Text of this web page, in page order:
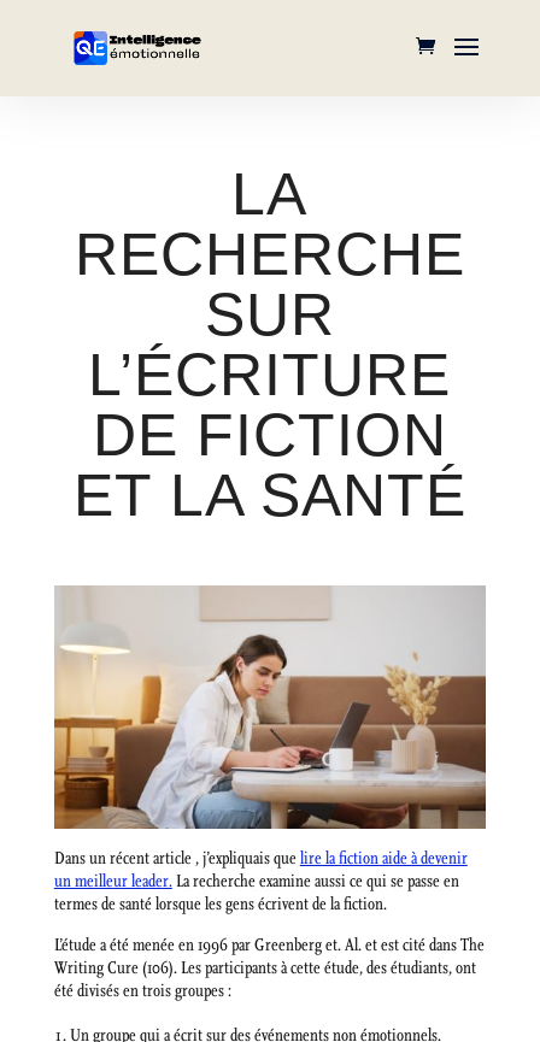
LA
RECHERCHE
SUR
L’ÉCRITURE
DE FICTION
ET LA SANTÉ
Dans un récent article , j’expliquais quelire la fiction aide à devenir
un meilleur leader.La recherche examine aussi ce qui se passe en
termes de santé lorsque les gens écrivent de la fiction.
L’étude a été menée en 1996 par Greenberg et. Al. et est cité dans The
Writing Cure (106). Les participants à cette étude, des étudiants, ont
été divisés en trois groupes :
Un groupe qui a écrit sur des événements non émotionnels.